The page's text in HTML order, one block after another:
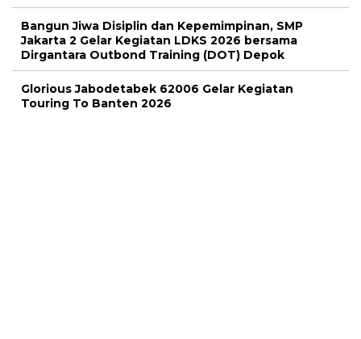
Bangun Jiwa Disiplin dan Kepemimpinan, SMP
Jakarta 2 Gelar Kegiatan LDKS 2026 bersama
Dirgantara Outbond Training (DOT) Depok
Glorious Jabodetabek 62006 Gelar Kegiatan
Touring To Banten 2026